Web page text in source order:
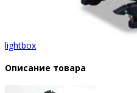
lightbox
Описание товара